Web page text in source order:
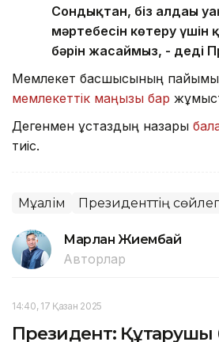
Сондықтан, біз алдағы
мәртебесін көтеру үшін
бәрін жасаймыз, - деді
Мемлекет басшысының
мемлекеттік маңызы бар
Дегенмен ұстаздың назары
тиіс.
Мұғалім Президенттің
Марлан Жиембай
Авторлар
14:40, 17 Қазан 2025
Президент: Құтқарушы